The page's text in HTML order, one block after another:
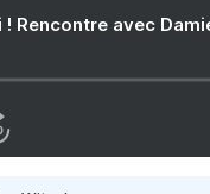
Rencontre avec